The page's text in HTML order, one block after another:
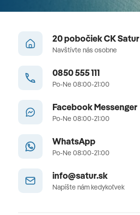
20 pobočiek CK Satur
Navštívte nás osobne
0850 555 111
Po-Ne 08:00-21:00
Facebook Messenger
Po-Ne 08:00-21:00
WhatsApp
Po-Ne 08:00-21:00
info@satur.sk
Napíšte nám kedykoľvek